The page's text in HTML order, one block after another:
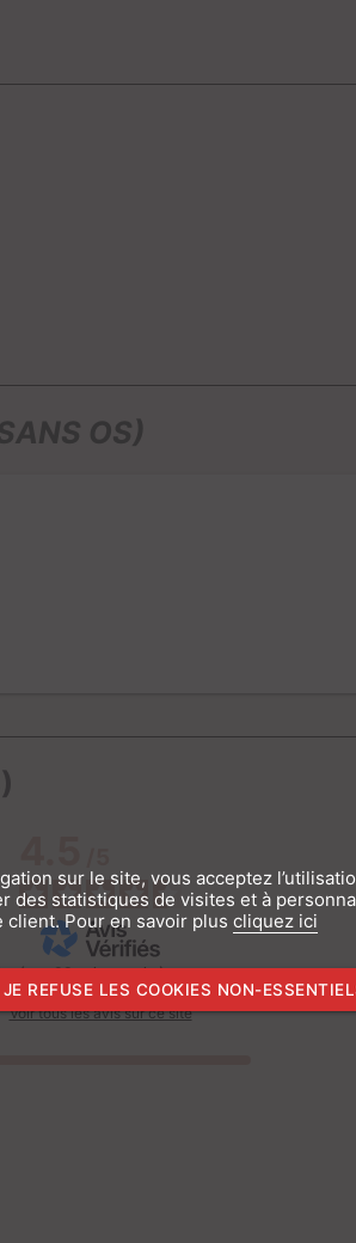
OS)
sur99 avis soumis à un
contrôle
Voir tous les avis sur ce site
sur le site, vous acceptez
des statistiques de visites et à
Pour en savoir plus cliquez ici
JE REFUSE LES COOKIES NON-